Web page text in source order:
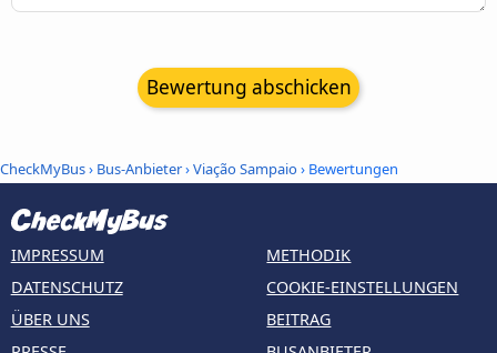
Bewertung abschicken
CheckMyBus› Bus-Anbieter›Viação Sampaio› Bewertungen
IMPRESSUM
DATENSCHUTZ
ÜBER UNS
METHODIK
COOKIE-EINSTELLUNGEN
BEITRAG